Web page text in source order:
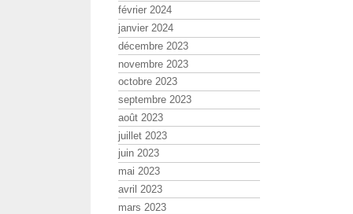
février 2024
janvier 2024
décembre 2023
novembre 2023
octobre 2023
septembre 2023
août 2023
juillet 2023
juin 2023
mai 2023
avril 2023
mars 2023